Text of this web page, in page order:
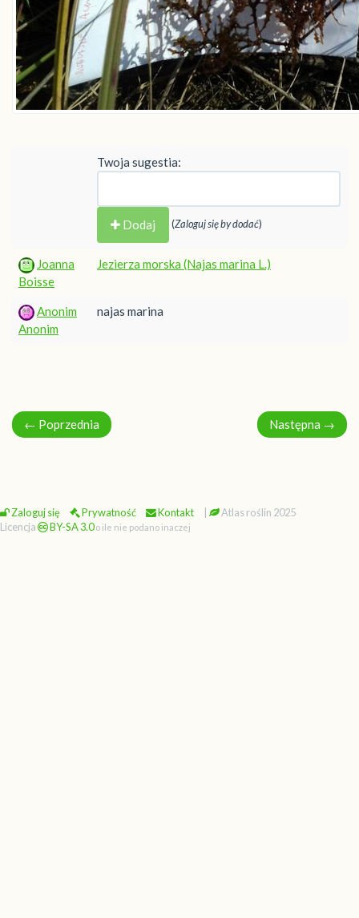
Twoja sugestia:
Dodaj (Zaloguj się by dodać)
Joanna
Boisse
Jezierza morska (Najas marina L.)
Anonim
Anonim
najas marina
← Poprzednia Następna →
Zaloguj się Prywatność Kontakt
Atlas roślin 2025
Licencja
BY-SA 3.0 o ile nie podano inaczej